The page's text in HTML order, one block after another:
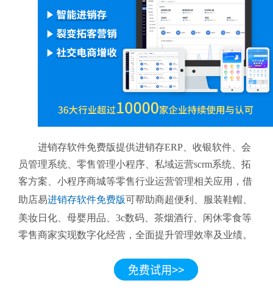
进销存软件免费版提供进销存ERP、收银软件、会
员管理系统、零售管理小程序、私域运营scrm系统、拓
客方案、小程序商城等零售行业运营管理相关应用，借
助店易进销存软件免费版可帮助商超便利、服装鞋帽、
美妆日化、母婴用品、3c数码、茶烟酒行、闲休零食等
零售商家实现数字化经营，全面提升管理效率及业绩。